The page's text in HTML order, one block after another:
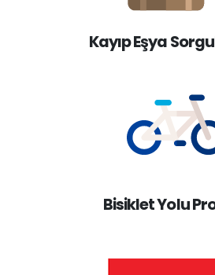
Kayıp Eşya
Bisiklet Yolu